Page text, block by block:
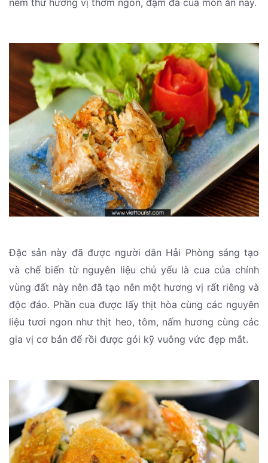
nếm thử hương vị thơm ngon, đậm đà của món ăn này.
Đặc sản này đã được người dân Hải Phòng sáng tạo
và chế biến từ nguyên liệu chủ yếu là cua của chính
vùng đất này nên đã tạo nên một hương vị rất riêng và
độc đáo. Phần cua được lấy thịt hòa cùng các nguyên
liệu tươi ngon như thịt heo, tôm, nấm hương cùng các
gia vị cơ bản để rồi được gói kỹ vuông vức đẹp mắt.